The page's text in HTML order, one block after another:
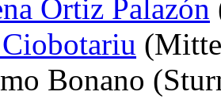
Ortiz Palazón
Bonano